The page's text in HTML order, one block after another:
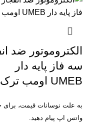
الکتروموتور ضد
سه فاز پایه دار
UMEB اومب ترک
به علت نوسانات قیمت، برای
واتس اپ پیام دهید.